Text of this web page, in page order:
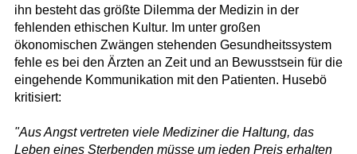
ihn besteht das größte Dilemma der Medizin in der
fehlenden ethischen Kultur. Im unter großen
ökonomischen Zwängen stehenden Gesundheitssystem
fehle es bei den Ärzten an Zeit und an Bewusstsein für die
eingehende Kommunikation mit den Patienten. Husebö
kritisiert:
"Aus Angst vertreten viele Mediziner die Haltung, das
Leben eines Sterbenden müsse um jeden Preis erhalten